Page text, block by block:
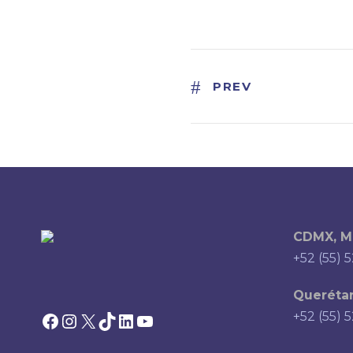
PREV
Facebook Instagram X TikTok LinkedIn YouTube
CDMX,
+52 (55)
+52 (55)